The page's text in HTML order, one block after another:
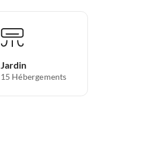
Jardin
15 Hébergements